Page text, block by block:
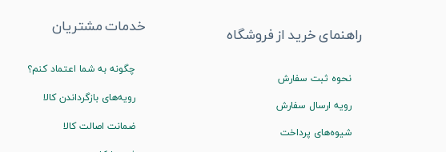
راهنمای خرید از فروشگاه
نحوه ثبت سفارش
رویه ارسال سفارش
شیوه‌های پرداخت
خدمات مشتریان
چگونه به شما اعتماد کنم؟
رویه‌های بازگرداندن کالا
ضمانت اصالت کالا